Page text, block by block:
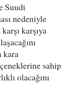
Suudi
nedeniyle
karşıya
kara
sahip
olacağını